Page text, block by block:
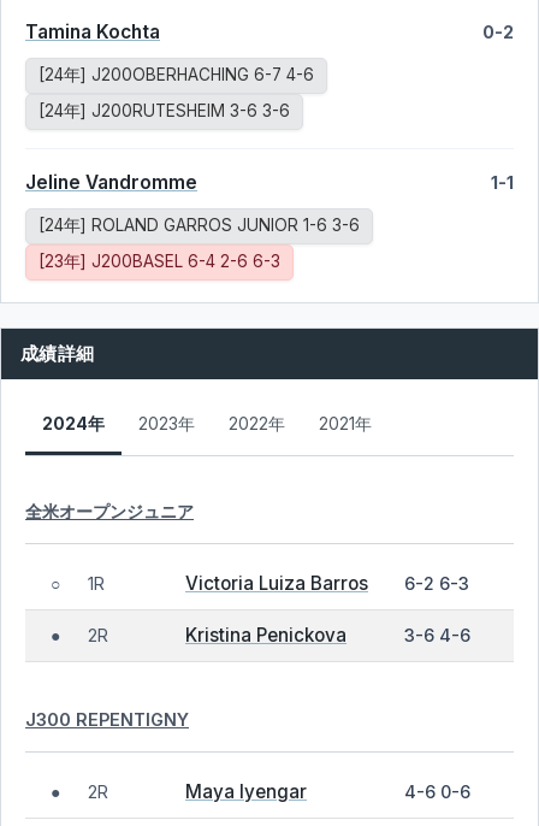
Tamina Kochta 0-2
[24年] J200OBERHACHING 6-7 4-6
[24年] J200RUTESHEIM 3-6 3-6
Jeline Vandromme 1-1
[24年] ROLAND GARROS JUNIOR 1-6 3-6
[23年] J200BASEL 6-4 2-6 6-3
成績詳細
2024年 2023年 2022年 2021年
全米オープンジュニア
○ 1R Victoria Luiza Barros 6-2 6-3
● 2R Kristina Penickova 3-6 4-6
J300 REPENTIGNY
● 2R Maya Iyengar 4-6 0-6